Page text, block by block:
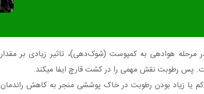
مرحله هوادهی به کمپوست (شوک‌دهی)، تاثیر زیادی بر مقدار
یا زیاد بودن رطوبت در خاک پوششی منجر به کاهش راندمان